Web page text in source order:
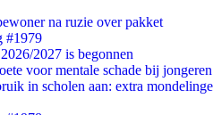
na ruzie over pakket
#1979
2027 is begonnen
voor mentale schade bij jongeren
in scholen aan: extra mondelinge